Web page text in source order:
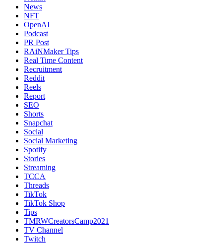
News
NFT
OpenAI
Podcast
PR Post
RAiNMaker Tips
Real Time Content
Recruitment
Reddit
Reels
Report
SEO
Shorts
Snapchat
Social
Social Marketing
Spotify
Stories
Streaming
TCCA
Threads
TikTok
TikTok Shop
Tips
TMRWCreatorsCamp2021
TV Channel
Twitch